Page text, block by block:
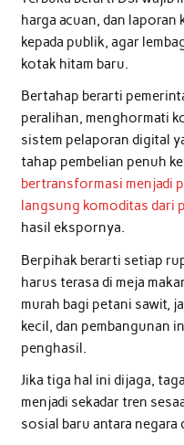
harga acuan, dan laporan
kepada publik, agar
kotak hitam baru.
Bertahap berarti
peralihan, menghormati
sistem pelaporan digital
tahap pembelian penuh
bertransformasi menjadi
langsung komoditas dari
hasil ekspornya.
Berpihak berarti setiap
harus terasa di meja
murah bagi petani sawit,
kecil, dan pembangunan
penghasil.
Jika tiga hal ini dijaga,
menjadi sekadar tren
sosial baru antara negara